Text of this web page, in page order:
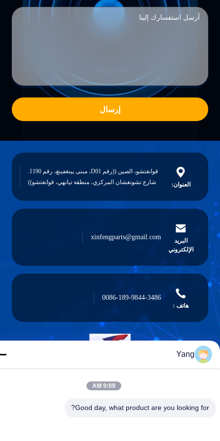
إرسال
العنوان:
قوانغتشو، الصين ((رقم D01، مبنى يينغفينغ، رقم 1190.
شارع تشونغشان المركزي، منطقة تيانهي، قوانغتشو))
الإلكتروني
xinfengparts@gmail.com
هاتف :
0086-189-9844-3486
Guangzhou XinFeng Engineering Machinery
Co., Ltd.
Yang
9:09 AM
Good day, what product are you looking